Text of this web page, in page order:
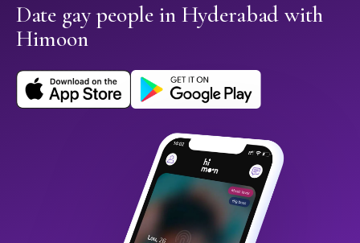
Date gay people in Hyderabad with
Himoon